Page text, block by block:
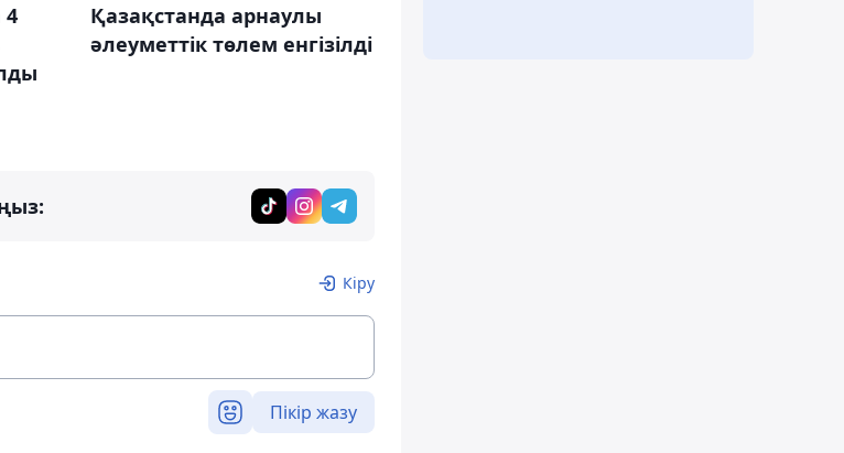
4
Қазақстанда арнаулы
әлеуметтік төлем енгізілді
Кіру
Пікір жазу